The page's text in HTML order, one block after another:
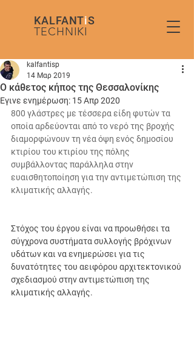
KALFANTiS
TECHNIKI
Ο κάθετος κήπος της Θεσσαλονίκης
kalfantisp
14 Μαρ 2019
Έγινε ενημέρωση: 15 Απρ 2020
800 γλάστρες με τέσσερα είδη φυτών τα
οποία αρδεύονται από το νερό της βροχής
διαμορφώνουν τη νέα όψη ενός δημοσίου
κτιρίου του κτιρίου της πόλης
συμβάλλοντας παράλληλα στην
ευαισθητοποίηση για την αντιμετώπιση της
κλιματικής αλλαγής.
Στόχος του έργου είναι να προωθήσει τα
σύγχρονα συστήματα συλλογής βρόχινων
υδάτων και να ενημερώσει για τις
δυνατότητες του αειφόρου αρχιτεκτονικού
σχεδιασμού στην αντιμετώπιση της
κλιματικής αλλαγής.